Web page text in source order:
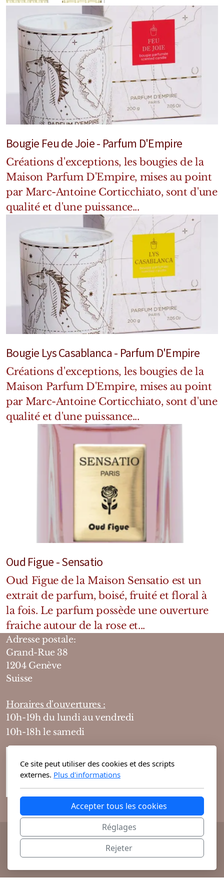
Bougie Feu de Joie - Parfum D'Empire
Créations d'exceptions, les bougies de la
Maison Parfum D'Empire, mises au point
par Marc-Antoine Corticchiato, sont d'une
qualité et d'une puissance...
Bougie Lys Casablanca - Parfum D'Empire
Créations d'exceptions, les bougies de la
Maison Parfum D'Empire, mises au point
par Marc-Antoine Corticchiato, sont d'une
qualité et d'une puissance...
Oud Figue - Sensatio
Oud Figue de la Maison Sensatio est un
extrait de parfum, boisé, fruité et floral à
la fois. Le parfum possède une ouverture
fraiche autour de la rose et...
Adresse postale:
Grand-Rue 38
1204 Genève
Suisse
Horaires d'ouvertures :
10h-19h du lundi au vendredi
10h-18h le samedi
@ 2026 Theodora Haute Parfumerie vous
propose ses parfums de niche et cosmétiques
Ce site peut utiliser des cookies et des scripts
externes. Plus d'informations
Accepter tous les cookies
Réglages
Rejeter
Pure Distance
Marques Anglaises
Clive Christian
Marques Argentines
Pour Lui
Pour Elle
Bougies
Diffuseurs
Cosmétiques